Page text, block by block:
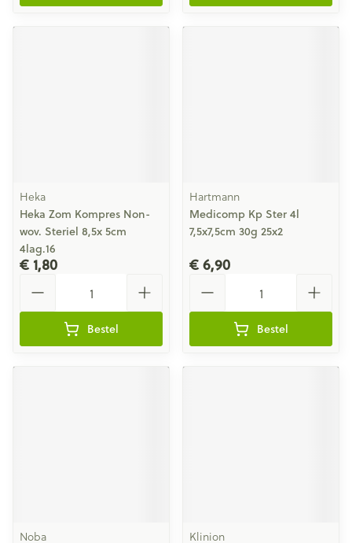
Heka
Heka Zom Kompres Non-
wov. Steriel 8,5x 5cm
4lag.16
€ 1,80
Bestel
Hartmann
Medicomp Kp Ster 4l
7,5x7,5cm 30g 25x2
€ 6,90
Bestel
Noba Klinion